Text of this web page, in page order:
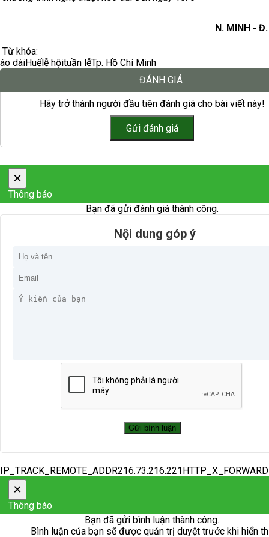
N. MINH -
Từ khóa:
áo dàiHuếlễ hộituần lễTp. Hồ Chí Minh
ĐÁNH GIÁ
Hãy trở thành người đầu tiên đánh giá cho bài viết này!
×
Thông báo
Bạn đã gửi đánh giá thành công.
Nội dung góp ý
×
Thông báo
Bạn đã gửi bình luận thành công.
Bình luận của bạn sẽ được quản trị duyệt trước khi hiển